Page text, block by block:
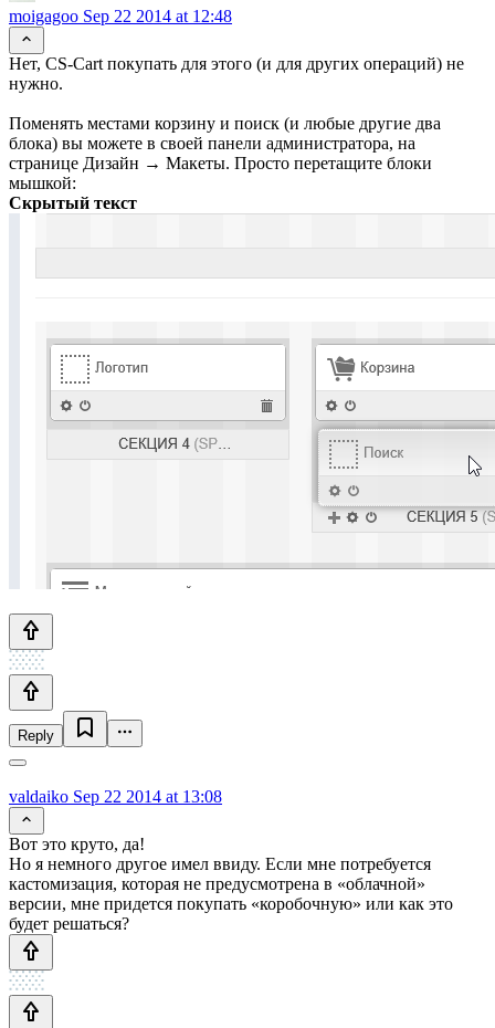
moigagoo Sep 22 2014 at 12:48
Нет, CS-Cart покупать для этого (и для других операций) не
нужно.
Поменять местами корзину и поиск (и любые другие два
блока) вы можете в своей панели администратора, на
странице Дизайн → Макеты. Просто перетащите блоки
мышкой:
Скрытый текст
Reply
valdaiko Sep 22 2014 at 13:08
Вот это круто, да!
Но я немного другое имел ввиду. Если мне потребуется
кастомизация, которая не предусмотрена в «облачной»
версии, мне придется покупать «коробочную» или как это
будет решаться?